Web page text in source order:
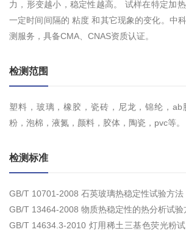
力，形变越小，稳定性越高。 试样在特定加
一定时间间隔的 粘度 和其它现象的变化。中
测服务，具备CMA、CNAS资质认证。
检测范围
塑料，玻璃，橡胶，瓷砖，尼龙，锦纶，
粉，泡棉，液氮，颜料，胶体，陶瓷，pvc等。
检测标准
GB/T 10701-2008 石英玻璃热稳定性试验方法
GB/T 13464-2008 物质热稳定性的热分析试验
GB/T 14634.3-2010 灯用稀土三基色荧光粉